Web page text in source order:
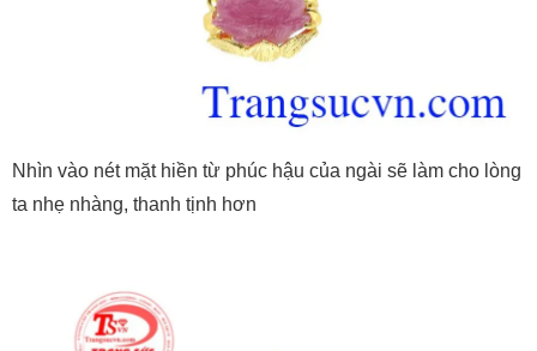
Nhìn vào nét mặt hiền từ phúc hậu của ngài sẽ làm cho lòng
ta nhẹ nhàng, thanh tịnh hơn